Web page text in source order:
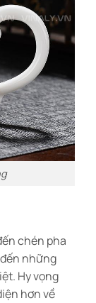
chén pha
những
Hy vọng
hơn về